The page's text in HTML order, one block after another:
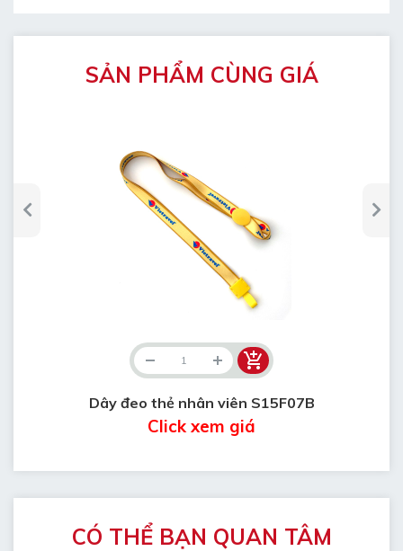
SẢN PHẨM CÙNG GIÁ
Dây đeo thẻ nhân viên S15F07B
Click xem giá
CÓ THỂ BẠN QUAN TÂM